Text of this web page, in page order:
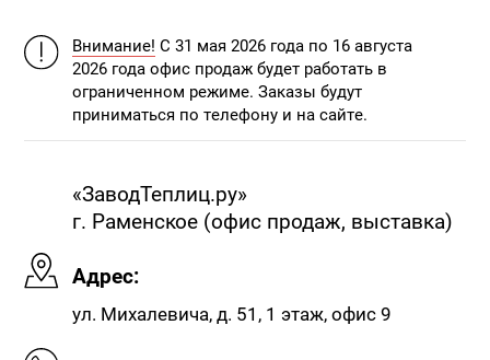
Внимание! С 31 мая 2026 года по 16 августа
2026 года офис продаж будет работать в
ограниченном режиме. Заказы будут
приниматься по телефону и на сайте.
«ЗаводТеплиц.ру»
г. Раменское (офис продаж, выставка)
Адрес:
ул. Михалевича, д. 51, 1 этаж, офис 9